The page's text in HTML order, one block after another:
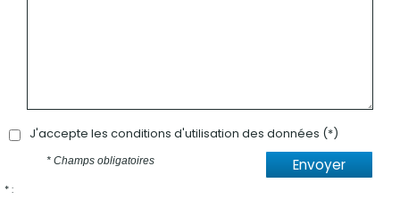
J'accepte les conditions d'utilisation des données (*)
Envoyer
* Champs obligatoires
* :